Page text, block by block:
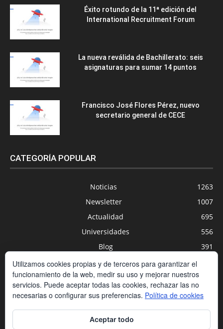
Éxito rotundo de la 11ª edición del
International Recruitment Forum
La nueva reválida de Bachillerato: seis
asignaturas para sumar 14 puntos
Francisco José Flores Pérez, nuevo
secretario general de CECE
CATEGORÍA POPULAR
Noticias
1263
Newsletter
1007
Actualidad
695
Universidades
556
Blog
391
Agenda
Nuevas Tecnologías
Estudios
Utilizamos cookies propias y de terceros para garantizar el
funcionamiento de la web, medir su uso y mejorar nuestros
servicios. Puede aceptar todas las cookies, rechazar las no
necesarias o configurar sus preferencias. Política de cookies
Aceptar todo